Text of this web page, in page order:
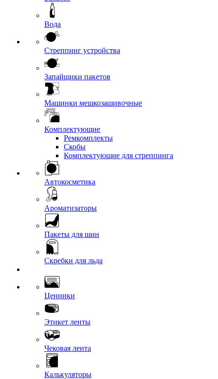
Вода
Стреппинг устройства
Запайщики пакетов
Машинки мешкозашивочные
Комплектующие
Ремкомплекты
Скобы
Комплектующие для стреппинга
Автокосметика
Ароматизаторы
Пакеты для шин
Скребки для льда
Ценники
Этикет ленты
Чековая лента
Калькуляторы